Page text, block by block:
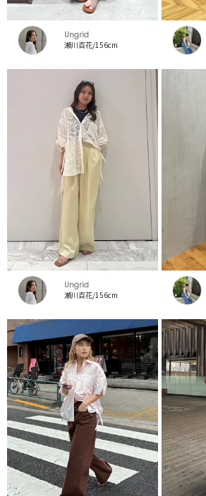
Ungrid
瀬川百花/156cm
Ungrid
瀬川百花/156cm